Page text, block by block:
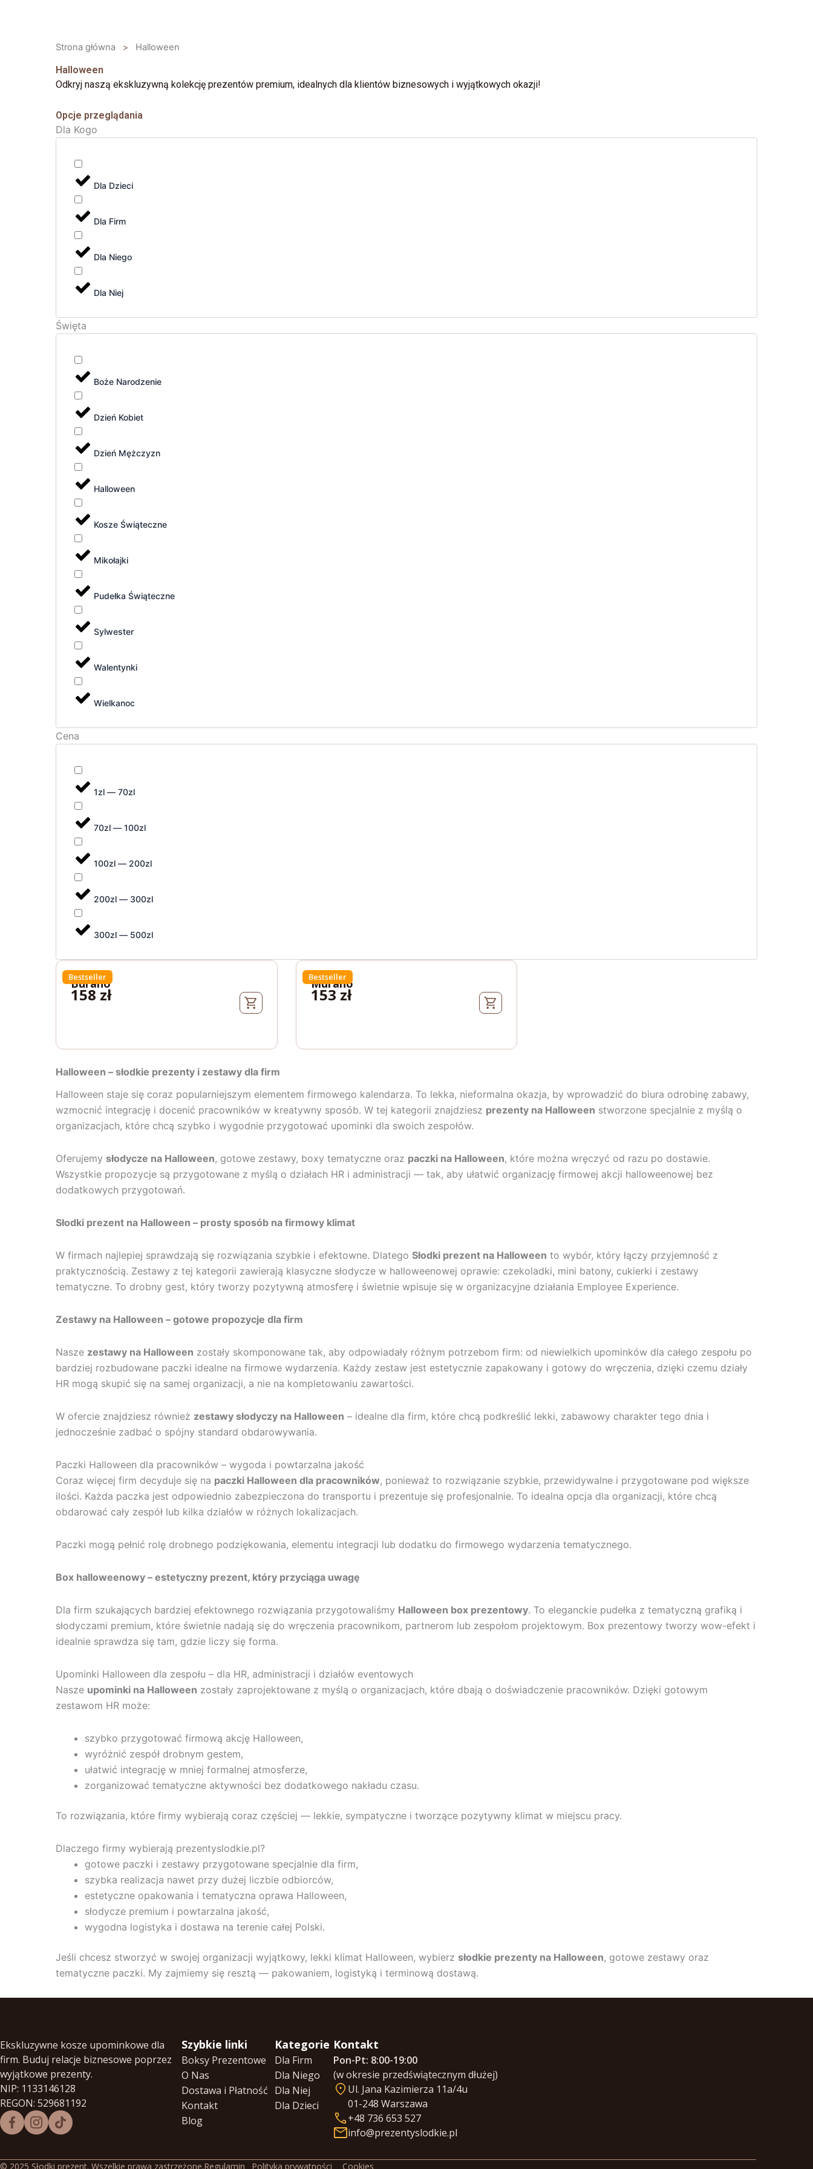
Strona główna > Halloween
Halloween
Odkryj naszą ekskluzywną kolekcję prezentów premium, idealnych dla klientów biznesowych i wyjątkowych okazji!
Opcje przeglądania
Dla Kogo
Dla Dzieci
Dla Firm
Dla Niego
Dla Niej
Święta
Boże Narodzenie
Dzień Kobiet
Dzień Mężczyzn
Halloween
Kosze Świąteczne
Mikołajki
Pudełka Świąteczne
Sylwester
Walentynki
Wielkanoc
Cena
1zl — 70zl
70zl — 100zl
100zl — 200zl
200zl — 300zl
300zl — 500zl
Bestseller
Burano
158zł
Bestseller
Murano
153zł
Halloween – słodkie prezenty i zestawy dla firm
Halloween staje się coraz popularniejszym elementem firmowego kalendarza. To lekka, nieformalna okazja, by wprowadzić do biura odrobinę zabawy,
wzmocnić integrację i docenić pracowników w kreatywny sposób. W tej kategorii znajdziesz prezenty na Halloween stworzone specjalnie z myślą o
organizacjach, które chcą szybko i wygodnie przygotować upominki dla swoich zespołów.
Oferujemy słodycze na Halloween, gotowe zestawy, boxy tematyczne oraz paczki na Halloween, które można wręczyć od razu po dostawie.
Wszystkie propozycje są przygotowane z myślą o działach HR i administracji — tak, aby ułatwić organizację firmowej akcji halloweenowej bez
dodatkowych przygotowań.
Słodki prezent na Halloween – prosty sposób na firmowy klimat
W firmach najlepiej sprawdzają się rozwiązania szybkie i efektowne. Dlatego Słodki prezent na Halloween to wybór, który łączy przyjemność z
praktycznością. Zestawy z tej kategorii zawierają klasyczne słodycze w halloweenowej oprawie: czekoladki, mini batony, cukierki i zestawy
tematyczne. To drobny gest, który tworzy pozytywną atmosferę i świetnie wpisuje się w organizacyjne działania Employee Experience.
Zestawy na Halloween – gotowe propozycje dla firm
Nasze zestawy na Halloween zostały skomponowane tak, aby odpowiadały różnym potrzebom firm: od niewielkich upominków dla całego zespołu po
bardziej rozbudowane paczki idealne na firmowe wydarzenia. Każdy zestaw jest estetycznie zapakowany i gotowy do wręczenia, dzięki czemu działy
HR mogą skupić się na samej organizacji, a nie na kompletowaniu zawartości.
W ofercie znajdziesz również zestawy słodyczy na Halloween – idealne dla firm, które chcą podkreślić lekki, zabawowy charakter tego dnia i
jednocześnie zadbać o spójny standard obdarowywania.
Paczki Halloween dla pracowników – wygoda i powtarzalna jakość
Coraz więcej firm decyduje się na paczki Halloween dla pracowników, ponieważ to rozwiązanie szybkie, przewidywalne i przygotowane pod większe
ilości. Każda paczka jest odpowiednio zabezpieczona do transportu i prezentuje się profesjonalnie. To idealna opcja dla organizacji, które chcą
obdarować cały zespół lub kilka działów w różnych lokalizacjach.
Paczki mogą pełnić rolę drobnego podziękowania, elementu integracji lub dodatku do firmowego wydarzenia tematycznego.
Box halloweenowy – estetyczny prezent, który przyciąga uwagę
Dla firm szukających bardziej efektownego rozwiązania przygotowaliśmy Halloween box prezentowy. To eleganckie pudełka z tematyczną grafiką i
słodyczami premium, które świetnie nadają się do wręczenia pracownikom, partnerom lub zespołom projektowym. Box prezentowy tworzy wow-efekt i
idealnie sprawdza się tam, gdzie liczy się forma.
Upominki Halloween dla zespołu – dla HR, administracji i działów eventowych
Nasze upominki na Halloween zostały zaprojektowane z myślą o organizacjach, które dbają o doświadczenie pracowników. Dzięki gotowym
zestawom HR może:
szybko przygotować firmową akcję Halloween,
wyróżnić zespół drobnym gestem,
ułatwić integrację w mniej formalnej atmosferze,
zorganizować tematyczne aktywności bez dodatkowego nakładu czasu.
To rozwiązania, które firmy wybierają coraz częściej — lekkie, sympatyczne i tworzące pozytywny klimat w miejscu pracy.
Dlaczego firmy wybierają prezentyslodkie.pl?
gotowe paczki i zestawy przygotowane specjalnie dla firm,
szybka realizacja nawet przy dużej liczbie odbiorców,
estetyczne opakowania i tematyczna oprawa Halloween,
słodycze premium i powtarzalna jakość,
wygodna logistyka i dostawa na terenie całej Polski.
Jeśli chcesz stworzyć w swojej organizacji wyjątkowy, lekki klimat Halloween, wybierz słodkie prezenty na Halloween, gotowe zestawy oraz
tematyczne paczki. My zajmiemy się resztą — pakowaniem, logistyką i terminową dostawą.
Ekskluzywne kosze upominkowe dla
firm. Buduj relacje biznesowe poprzez
wyjątkowe prezenty.
NIP: 1133146128
REGON: 529681192
Szybkie linki
Boksy Prezentowe
O Nas
Dostawa i Płatność
Kontakt
Blog
Kategorie
Dla Firm
Dla Niego
Dla Niej
Dla Dzieci
Kontakt
Pon-Pt: 8:00-19:00
(w okresie przedświątecznym dłużej)
Ul. Jana Kazimierza 11a/4u
01-248 Warszawa
+48 736 653 527
info@prezentyslodkie.pl
© 2025 Słodki prezent. Wszelkie prawa zastrzeżone.Regulamin Polityka prywatności Cookies